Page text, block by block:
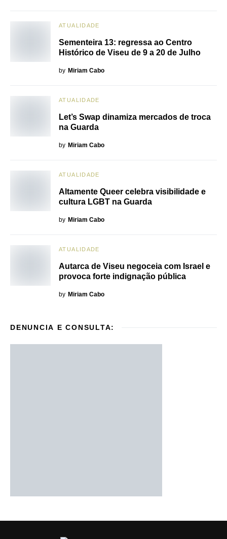
ATUALIDADE
Sementeira 13: regressa ao Centro
Histórico de Viseu de 9 a 20 de Julho
by Miriam Cabo
ATUALIDADE
Let’s Swap dinamiza mercados de troca
na Guarda
by Miriam Cabo
ATUALIDADE
Altamente Queer celebra visibilidade e
cultura LGBT na Guarda
by Miriam Cabo
ATUALIDADE
Autarca de Viseu negoceia com Israel e
provoca forte indignação pública
by Miriam Cabo
DENUNCIA E CONSULTA: